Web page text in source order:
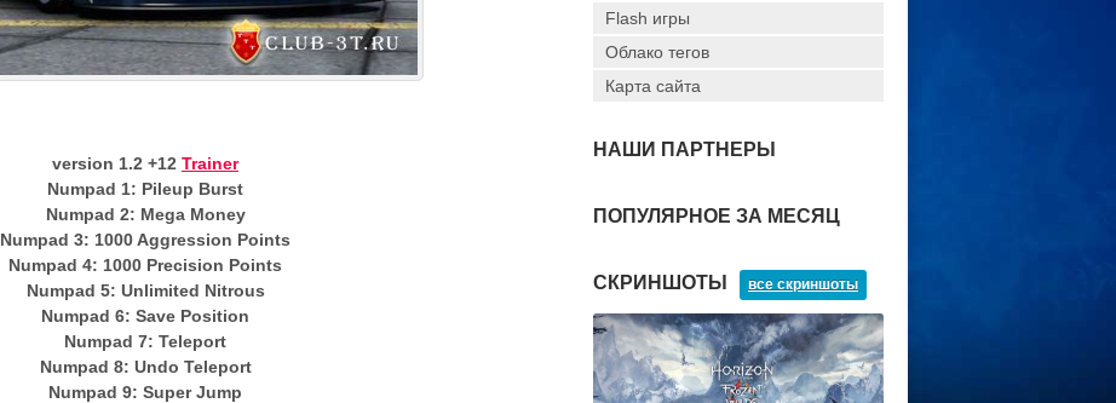
version 1.2 +12 Trainer
Numpad 1: Pileup Burst
Numpad 2: Mega Money
Numpad 3: 1000 Aggression Points
Numpad 4: 1000 Precision Points
Numpad 5: Unlimited Nitrous
Numpad 6: Save Position
Numpad 7: Teleport
Numpad 8: Undo Teleport
Numpad 9: Super Jump
Flash игры
Облако тегов
Карта сайта
НАШИ ПАРТНЕРЫ
ПОПУЛЯРНОЕ ЗА МЕСЯЦ
СКРИНШОТЫ все скриншоты